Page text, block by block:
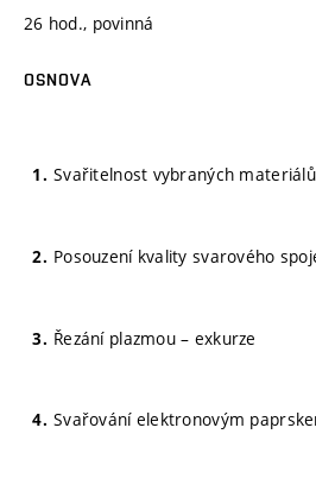
26 hod., povinná
OSNOVA
Svařitelnost vybraných materiálů
Posouzení kvality svarového
Řezání plazmou – exkurze
Svařování elektronovým